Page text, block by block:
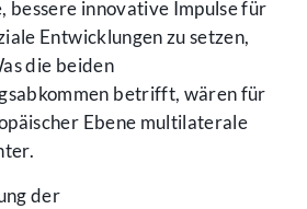
bessere innovative Impulse für
Entwicklungen zu setzen,
die beiden
betrifft, wären für
Ebene multilaterale
der